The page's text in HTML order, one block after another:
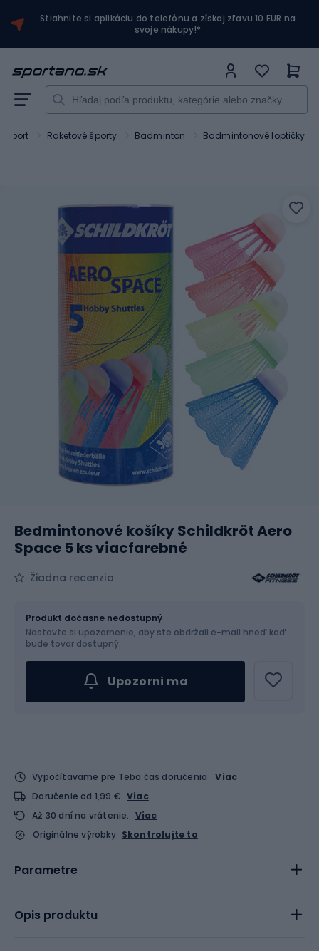
Stiahnite si aplikáciu do telefónu a získaj zľavu 10 EUR na
svoje nákupy!*
Sport Raketové športy Badminton Badmintonové loptičky
Bedmintonové košíky Schildkröt Aero
Space 5 ks viacfarebné
Žiadna recenzia
Produkt dočasne nedostupný
Nastavte si upozornenie, aby ste obdržali e-mail hneď keď
bude tovar dostupný.
Upozorni ma
Vypočítavame pre Teba čas doručenia
Viac
Doručenie od 1,99 € Viac
Až 30 dní na vrátenie. Viac
Originálne výrobky Skontrolujte to
Parametre
Opis produktu